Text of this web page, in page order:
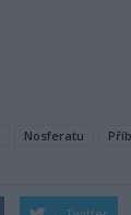
Nosferatu